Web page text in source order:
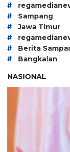
#
# Sampang
# Jawa Timur
#
# Berita
#
Bangkalan
NASIONAL